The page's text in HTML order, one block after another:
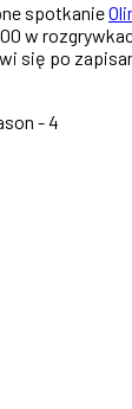
spotkanie
w
się po
- 4